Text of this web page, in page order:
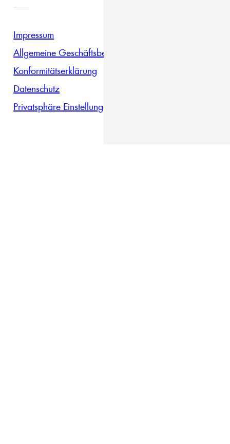
Impressum
Allgemeine Geschäftsbedingungen
Konformitätserklärung
Datenschutz
Privatsphäre Einstellungen